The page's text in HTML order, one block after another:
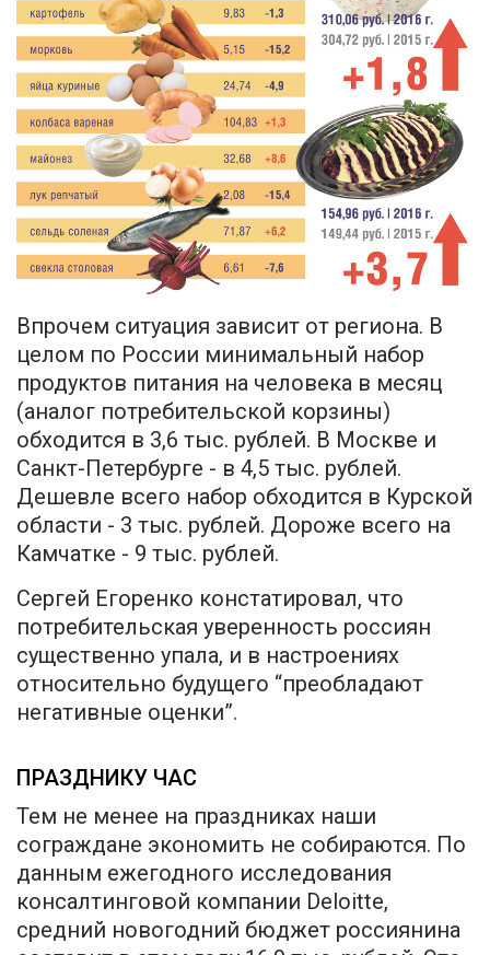
Впрочем ситуация зависит от региона. В
целом по России минимальный набор
продуктов питания на человека в месяц
(аналог потребительской корзины)
обходится в 3,6 тыс. рублей. В Москве и
Санкт-Петербурге - в 4,5 тыс. рублей.
Дешевле всего набор обходится в Курской
области - 3 тыс. рублей. Дороже всего на
Камчатке - 9 тыс. рублей.
Сергей Егоренко констатировал, что
потребительская уверенность россиян
существенно упала, и в настроениях
относительно будущего “преобладают
негативные оценки”.
ПРАЗДНИКУ ЧАС
Тем не менее на праздниках наши
сограждане экономить не собираются. По
данным ежегодного исследования
консалтинговой компании Deloitte,
средний новогодний бюджет россиянина